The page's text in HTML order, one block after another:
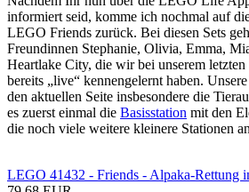
informiert seid, komme ich nochmal auf
LEGO Friends zurück. Bei diesen Sets
Freundinnen Stephanie, Olivia, Emma,
Heartlake City, die wir bei unserem
bereits „live“ kennengelernt haben.
den aktuellen Seite insbesondere die
es zuerst einmal die Basisstation mit den
die noch viele weitere kleinere Stationen
LEGO 41432 - Friends - Alpaka-Rettung